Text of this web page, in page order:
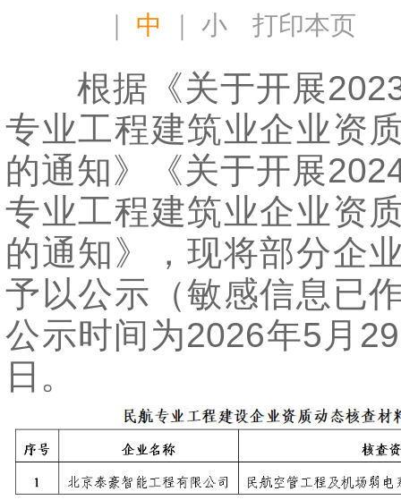
｜ 中 ｜小 打印本页
根据《关于开展
专业工程建筑业企业资
的通知》《关于开展
专业工程建筑业企业资
的通知》，现将部分企
予以公示（敏感信息已
公示时间为2026年5月
日。